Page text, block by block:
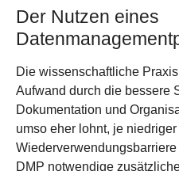
Der Nutzen eines
Die wissenschaftliche
Aufwand durch die bessere
Dokumentation und
umso eher lohnt, je
DMP notwendige